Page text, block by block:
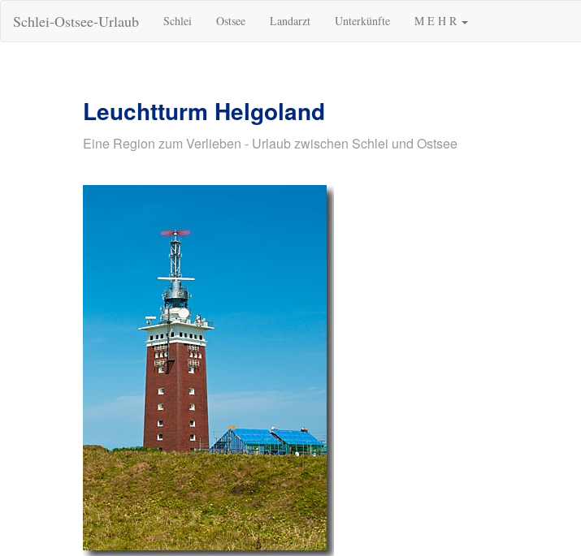
Schlei-Ostsee-Urlaub Schlei Ostsee Landarzt Unterkünfte M E H R
Leuchtturm Helgoland
Eine Region zum Verlieben - Urlaub zwischen Schlei und Ostsee